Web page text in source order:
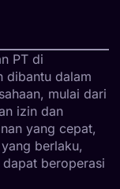
PT di
dibantu dalam
mulai dari
izin dan
yang cepat,
berlaku,
beroperasi